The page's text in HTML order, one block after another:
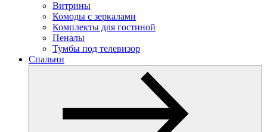
Витрины
Комоды с зеркалами
Комплекты для гостиной
Пеналы
Тумбы под телевизор
Спальни